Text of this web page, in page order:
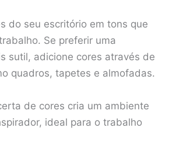
do seu escritório em tons que
Se preferir uma
sutil, adicione cores através de
quadros, tapetes e almofadas.
de cores cria um ambiente
ideal para o trabalho